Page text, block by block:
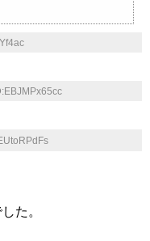
た。